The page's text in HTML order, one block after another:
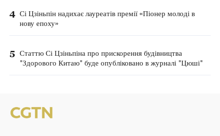
4 Сі Цзіньпін надихає лауреатів премії «Піонер молоді в
нову епоху»
5 Статтю Сі Цзіньпіна про прискорення будівництва
"Здорового Китаю" буде опубліковано в журналі "Цюші"